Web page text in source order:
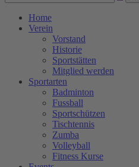
opens
new
opens
in
new
window
Home
Verein
Vorstand
Historie
Sportstätten
Mitglied werden
Sportarten
Badminton
Fussball
Sportschützen
Tischtennis
Zumba
Volleyball
Fitness Kurse